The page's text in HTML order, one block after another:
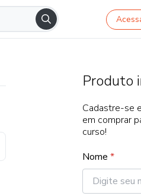
Produto
Cadastre-se
em comprar
curso!
Nome *